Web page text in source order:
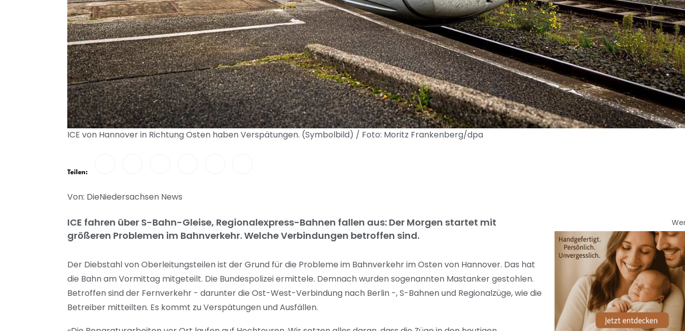
ICE von Hannover in Richtung Osten haben Verspätungen. (Symbolbild) / Foto: Moritz Frankenberg/dpa
Teilen:
Von: DieNiedersachsen News
ICE fahren über S-Bahn-Gleise, Regionalexpress-Bahnen fallen aus: Der Morgen startet mit
größeren Problemen im Bahnverkehr. Welche Verbindungen betroffen sind.
Der Diebstahl von Oberleitungsteilen ist der Grund für die Probleme im Bahnverkehr im Osten von Hannover. Das hat
die Bahn am Vormittag mitgeteilt. Die Bundespolizei ermittele. Demnach wurden sogenannten Mastanker gestohlen.
Betroffen sind der Fernverkehr - darunter die Ost-West-Verbindung nach Berlin -, S-Bahnen und Regionalzüge, wie die
Betreiber mitteilten. Es kommt zu Verspätungen und Ausfällen.